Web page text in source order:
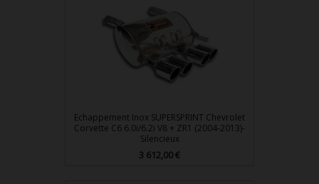
Echappement Inox SUPERSPRINT Chevrolet
Corvette C6 6.0i/6.2i V8 + ZR1 (2004-2013)-
Silencieux
Prix
3 612,00 €